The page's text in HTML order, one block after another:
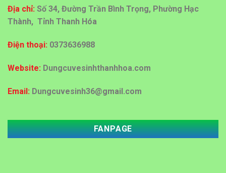
Mua bán thùng rác ở Thanh Hoá
Đại lý mua bán thùng rác nhựa 60 lít ,120 lít tại
Địa chỉ: Số 34, Đường Trần Bình Trọng, Phường Hạc
Thành, Tỉnh Thanh Hóa
Điện thoại: 0373636988
Website: Dungcuvesinhthanhhoa.com
Email: Dungcuvesinh36@gmail.com
FANPAGE